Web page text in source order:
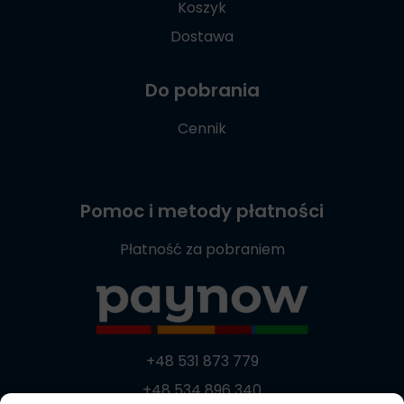
Koszyk
Dostawa
Do pobrania
Cennik
Pomoc i metody płatności
Płatność za pobraniem
+48 531 873 779
+48 534 896 340